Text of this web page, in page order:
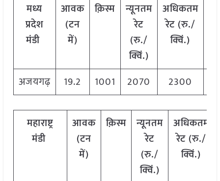
मध्य
प्रदेश
मंडी
आवक
(टन
में)
क़िस्म
न्यूनतम
रेट
(रु./
क्विं.)
अधिकतम
रेट (रु./
क्विं.)
अजयगढ़
19.2 1001 2070 2300
महाराष्ट्र
मंडी
आवक
(टन
में)
क़िस्म
न्यूनतम
रेट
(रु./
क्विं.)
अधिकतम
रेट (रु./
क्विं.)